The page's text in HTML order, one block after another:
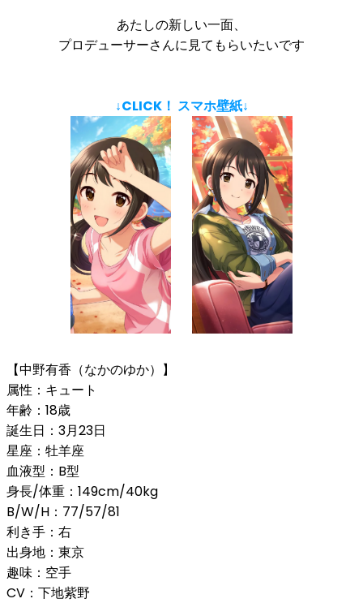
あたしの新しい一面、
プロデューサーさんに見てもらいたいです
↓CLICK！ スマホ壁紙↓
【中野有香（なかのゆか）】
属性：キュート
年齢：18歳
誕生日：3月23日
星座：牡羊座
血液型：B型
身長/体重：149cm/40kg
B/W/H：77/57/81
利き手：右
出身地：東京
趣味：空手
CV：下地紫野